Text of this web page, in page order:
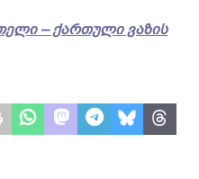
– ქართული ვაზის